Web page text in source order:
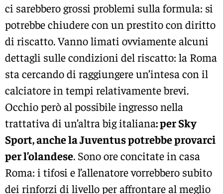
ci sarebbero grossi problemi sulla formula: si
potrebbe chiudere con un prestito con diritto
di riscatto. Vanno limati ovviamente alcuni
dettagli sulle condizioni del riscatto: la Roma
sta cercando di raggiungere un’intesa con il
calciatore in tempi relativamente brevi.
Occhio però al possibile ingresso nella
trattativa di un’altra big italiana: per Sky
Sport, anche la Juventus potrebbe provarci
per l’olandese. Sono ore concitate in casa
Roma: i tifosi e l’allenatore vorrebbero subito
dei rinforzi di livello per affrontare al meglio